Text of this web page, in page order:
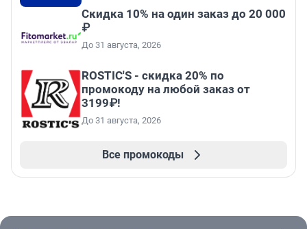
Скидка 10% на один заказ до 20 000
₽
До 31 августа, 2026
ROSTIC'S - скидка 20% по
промокоду на любой заказ от
3199₽!
До 31 августа, 2026
Все промокоды